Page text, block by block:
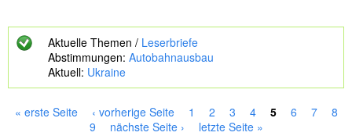
Aktuelle Themen / Leserbriefe
Abstimmungen: Autobahnausbau
Aktuell: Ukraine
« erste Seite ‹ vorherige Seite 1 2 3 4 5 6 7
8
9
nächste Seite › letzte Seite »